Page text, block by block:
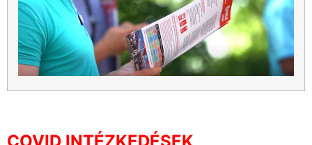
COVID INTÉZKEDÉSEK